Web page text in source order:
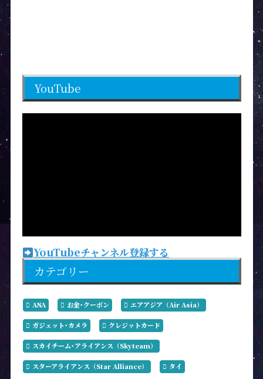
YouTube
YouTubeチャンネル登録する
カテゴリー
ANA お金･クーポン エアアジア（Air Asia）
ガジェット･カメラ クレジットカード
スカイチーム･アライアンス（Skyteam）
スターアライアンス（Star Alliance） タイ